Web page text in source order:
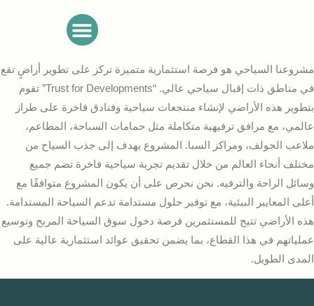
مشروعنا السياحي هو فرصة استثمارية متميزة تركز على تطوير أراضٍ تقع
في مناطق ذات إقبال سياحي عالي. “Trust for Developments” تقوم
بتطوير هذه الأراضي لإنشاء منتجعات سياحية وفنادق فاخرة على طراز
عالمي، مع مرافق ترفيهية متكاملة مثل حمامات السباحة، المطاعم،
ملاعب الجولف، ومراكز السبا. المشروع يهدف إلى جذب السياح من
مختلف أنحاء العالم من خلال تقديم تجربة سياحية فاخرة تضم جميع
وسائل الراحة والترفيه. نحن نحرص على أن يكون المشروع متوافقًا مع
أعلى المعايير البيئية، مع توفير حلول مستدامة تدعم السياحة المستدامة.
هذه الأراضي تتيح للمستثمرين فرصة دخول سوق السياحة المربح وتوسيع
عملياتهم في هذا القطاع، بما يضمن تحقيق عوائد استثمارية عالية على
المدى الطويل.